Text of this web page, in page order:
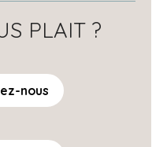
PLAIT ?
nous